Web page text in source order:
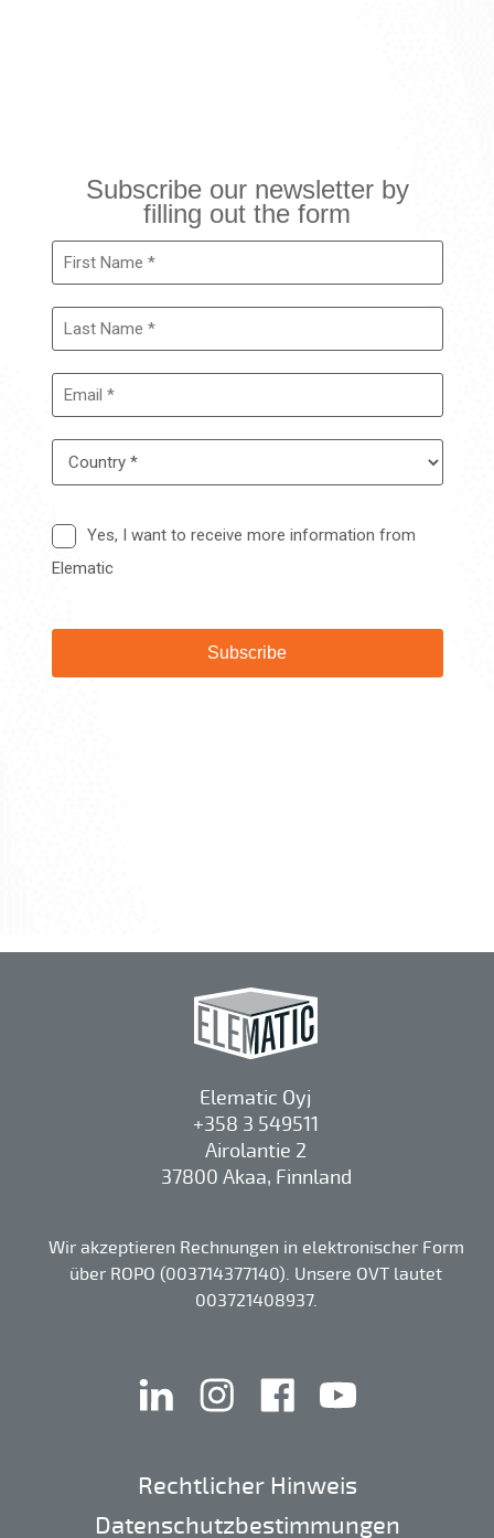
Elematic Oyj
+358 3 549511
Airolantie 2
37800 Akaa, Finnland
Wir akzeptieren Rechnungen in elektronischer Form
über ROPO (003714377140). Unsere OVT lautet
003721408937.
linkedin instagramfacebook
Rechtlicher Hinweis
Datenschutzbestimmungen